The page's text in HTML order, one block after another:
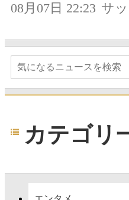
08月07日 22:23 サ
カテゴリ